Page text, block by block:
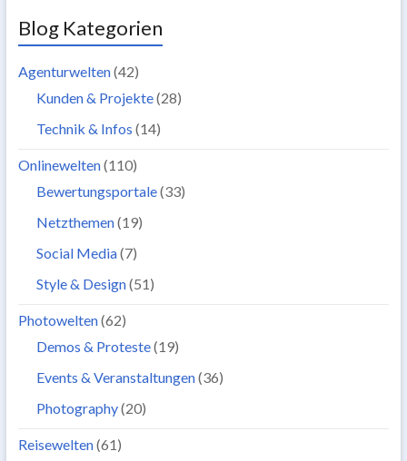
Blog Kategorien
Agenturwelten(42)
Kunden & Projekte(28)
Technik & Infos (14)
Onlinewelten(110)
Bewertungsportale(33)
Netzthemen(19)
Social Media(7)
Style & Design(51)
Photowelten(62)
Demos & Proteste(19)
Events & Veranstaltungen(36)
Photography(20)
Reisewelten(61)